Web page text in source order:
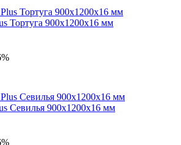
Тортуга 900х1200х16 мм
Севилья 900х1200х16 мм